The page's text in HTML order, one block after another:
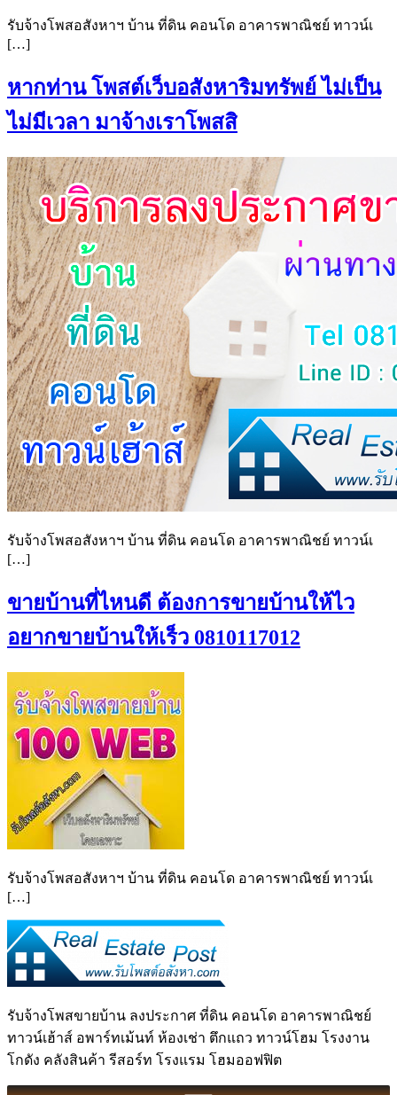
รับจ้างโพสอสังหาฯ บ้าน ที่ดิน คอนโด อาคารพาณิชย์ ทาวน์เ
[…]
หากท่าน โพสต์เว็บอสังหาริมทรัพย์ ไม่เป็น
ไม่มีเวลา มาจ้างเราโพสสิ
รับจ้างโพสอสังหาฯ บ้าน ที่ดิน คอนโด อาคารพาณิชย์ ทาวน์เ
[…]
ขายบ้านที่ไหนดี ต้องการขายบ้านให้ไว
อยากขายบ้านให้เร็ว 0810117012
รับจ้างโพสอสังหาฯ บ้าน ที่ดิน คอนโด อาคารพาณิชย์ ทาวน์เ
[…]
รับจ้างโพสขายบ้าน ลงประกาศ ที่ดิน คอนโด อาคารพาณิชย์
ทาวน์เฮ้าส์ อพาร์ทเม้นท์ ห้องเช่า ตึกแถว ทาวน์โฮม โรงงาน
โกดัง คลังสินค้า รีสอร์ท โรงแรม โฮมออฟฟิต